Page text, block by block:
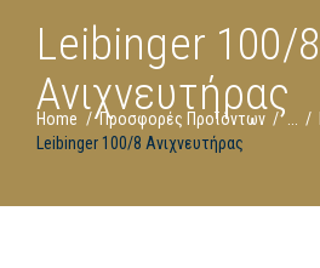
Leibinger 100/8
Ανιχνευτήρας
Home Προσφορές Προϊόντων ...
Leibinger 100/8 Ανιχνευτήρας